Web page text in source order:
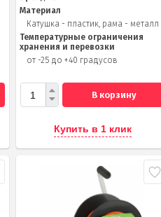
Материал
Катушка - пластик, рама - металл
Температурные ограничения
хранения и перевозки
от -25 до +40 градусов
В корзину
Купить в 1 клик